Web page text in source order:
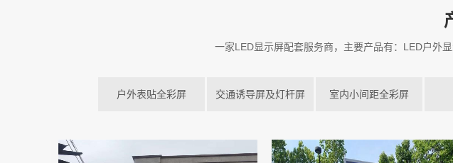
一家LED显示屏配套服务商，主要产品有：LED户外
户外表贴全彩屏 交通诱导屏及灯杆屏 室内小间距全彩屏